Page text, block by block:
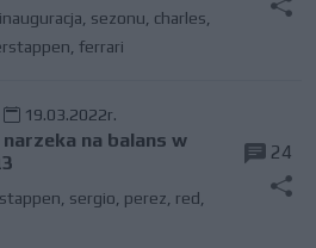
inauguracja sezonu charles
ferrari
19.03.2022r.
na balans w
sergio perez red
24